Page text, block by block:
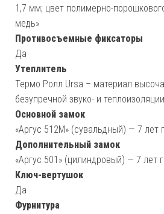
1,7 мм; цвет полимерно-
медь»
Противосъемные фиксаторы
Да
Утеплитель
Термо Ролл Ursa – материал
безупречной звуко- и теплоизоляции
Основной замок
«Аргус 512М» (сувальдный) — 7 лет
Дополнительный замок
«Аргус 501» (цилиндровый) — 7 лет
Ключ-вертушок
Да
Фурнитура